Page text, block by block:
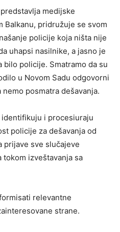
medijske
Balkanu, pridružuje se svom
policije koja ništa nije
uhapsi nasilnike, a jasno je
bilo policije. Smatramo da su
u Novom Sadu odgovorni
posmatra dešavanja.
i procesiuraju
policije za dešavanja od
prijave sve slučajeve
tokom izveštavanja sa
relevantne
strane.